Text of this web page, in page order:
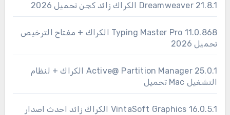
Dreamweaver 21.8.1 الكراك زائد كجن تحميل 2026
11.0.868 Typing Master Pro الكراك + مفتاح الترخيص
تحميل 2026
25.0.1 Active@ Partition Manager الكراك + لنظام
التشغيل Mac تحميل
16.0.5.1 VintaSoft Graphics الكراك زائد احدث اصدار